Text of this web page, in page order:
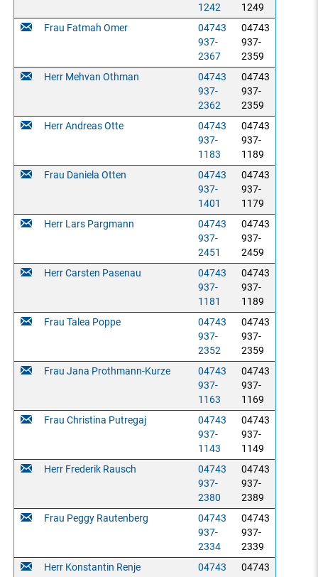
1242
1249
Frau Fatmah Omer
04743
937-
2367
04743
937-
2359
Herr Mehvan Othman
04743
937-
2362
04743
937-
2359
Herr Andreas Otte
04743
937-
1183
04743
937-
1189
Frau Daniela Otten
04743
937-
1401
04743
937-
1179
Herr Lars Pargmann
04743
937-
2451
04743
937-
2459
Herr Carsten Pasenau
04743
937-
1181
04743
937-
1189
Frau Talea Poppe
04743
937-
2352
04743
937-
2359
Frau Jana Prothmann-Kurze
04743
937-
1163
04743
937-
1169
Frau Christina Putregaj
04743
937-
1143
04743
937-
1149
Herr Frederik Rausch
04743
937-
2380
04743
937-
2389
Frau Peggy Rautenberg
04743
937-
2334
04743
937-
2339
Herr Konstantin Renje
04743
04743